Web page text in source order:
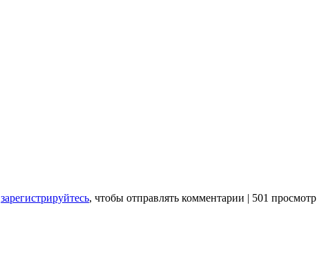
зарегистрируйтесь, чтобы отправлять комментарии | 501 просмотр